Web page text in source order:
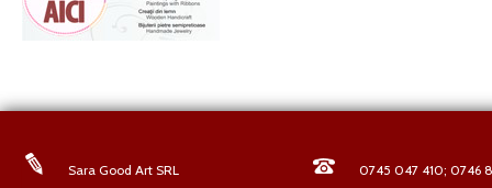
Sara Good Art SRL 0745 047 410; 0746